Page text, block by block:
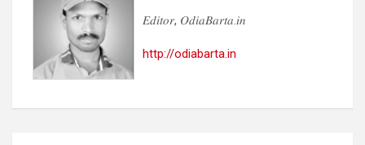
𝐸𝑑𝑖𝑡𝑜𝑟, 𝑂𝑑𝑖𝑎𝐵𝑎𝑟𝑡𝑎.𝑖𝑛
http://odiabarta.in